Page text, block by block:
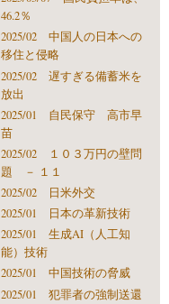
46.2％
2025/02 中国人の日本への
移住と侵略
2025/02 遅すぎる備蓄米を
放出
2025/01 自民保守 高市早
苗
2025/02 １０３万円の壁問
題 － １１
2025/02 日米外交
2025/01 日本の革新技術
2025/01 生成AI（人工知
能）技術
2025/01 中国技術の脅威
2025/01 犯罪者の強制送還